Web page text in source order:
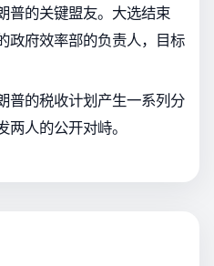
普的关键盟友。大选结束
政府效率部的负责人，目标
普的税收计划产生一系列分
人的公开对峙。